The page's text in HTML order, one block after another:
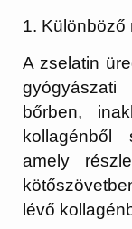
1. Különböző
A zselatin
bőrben,
kollagénből
amely
lévő